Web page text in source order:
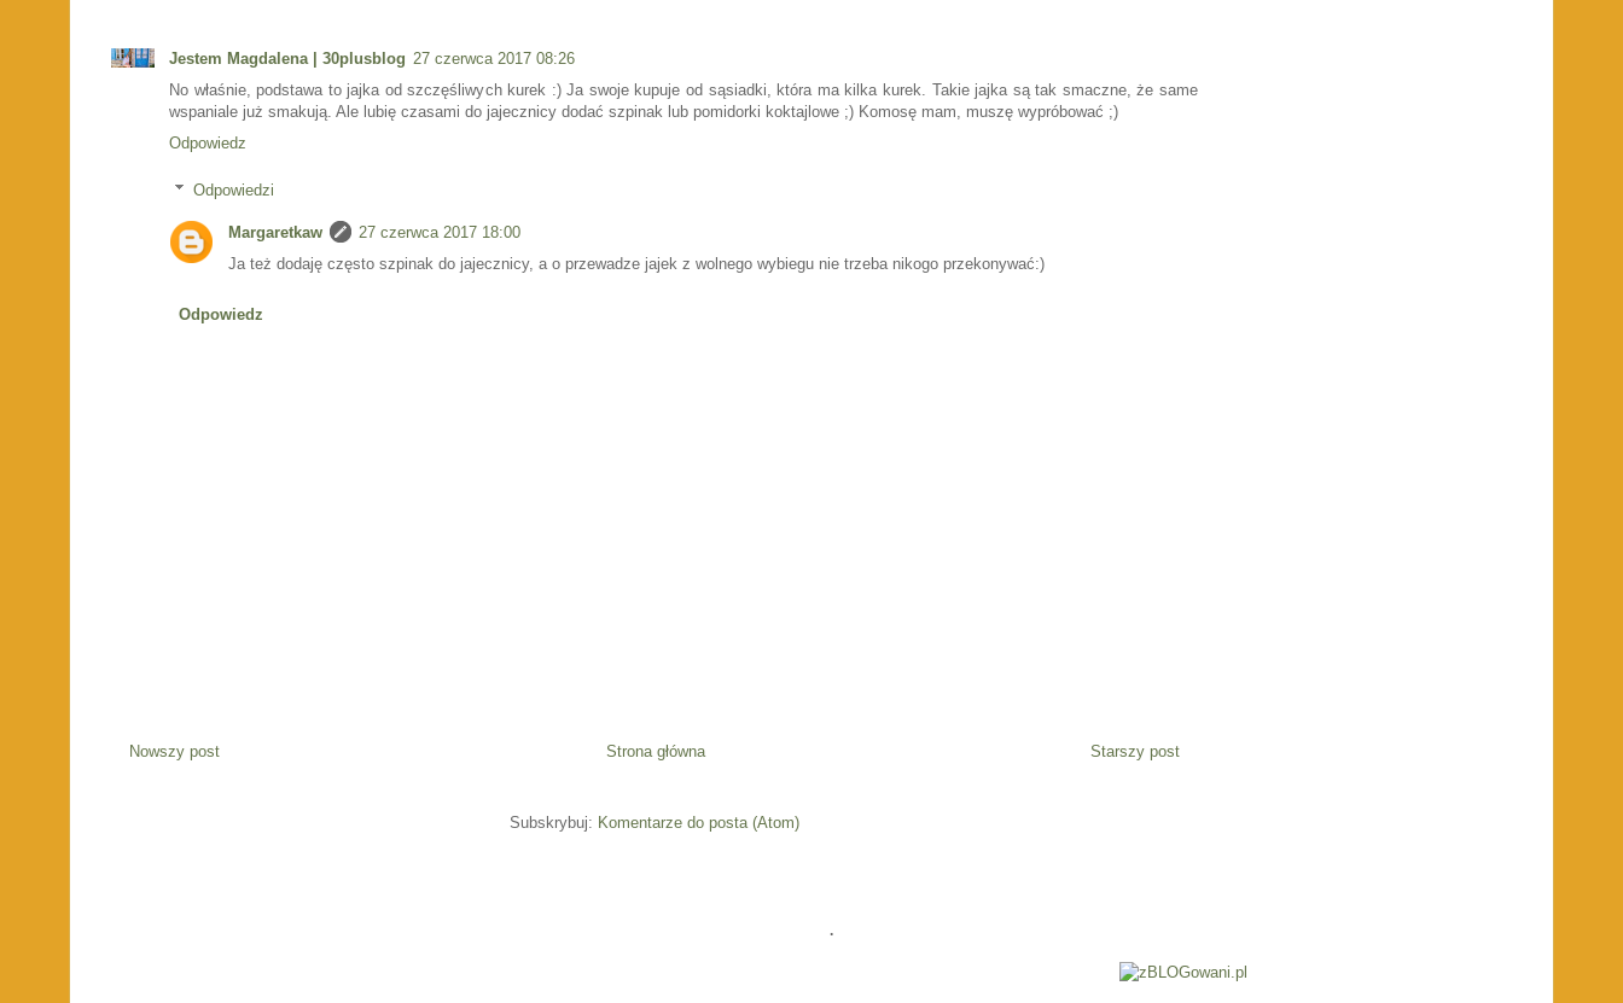
Jestem Magdalena | 30plusblog 27 czerwca 2017 08:26
No właśnie, podstawa to jajka od szczęśliwych kurek :) Ja swoje kupuje od sąsiadki, która ma kilka kurek. Takie jajka są tak smaczne, że same
wspaniale już smakują. Ale lubię czasami do jajecznicy dodać szpinak lub pomidorki koktajlowe ;) Komosę mam, muszę wypróbować ;)
Odpowiedz
Odpowiedzi
Margaretkaw
27 czerwca 2017 18:00
Ja też dodaję często szpinak do jajecznicy, a o przewadze jajek z wolnego wybiegu nie trzeba nikogo przekonywać:)
Odpowiedz
Nowszy post Starszy post
Strona główna
Subskrybuj: Komentarze do posta (Atom)
.